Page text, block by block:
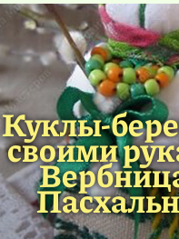
Куклы-
своими